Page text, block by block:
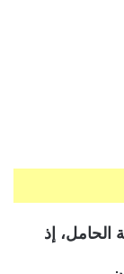
الحامل، إذ